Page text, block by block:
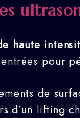
haute
pour
de
d’un lifting